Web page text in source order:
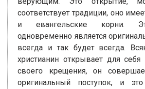
соответствует традиции, оно
и евангельские корни.
одновременно является
всегда и так будет всегда.
христианин открывает для себя
своего крещения, он
оригинальный поступок, и